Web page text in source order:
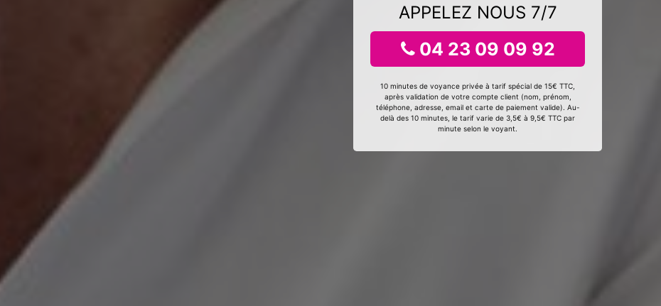
APPELEZ NOUS 7/7
04 23 09 09 92
10 minutes de voyance privée à tarif spécial de 15€ TTC,
après validation de votre compte client (nom, prénom,
téléphone, adresse, email et carte de paiement valide). Au-
delà des 10 minutes, le tarif varie de 3,5€ à 9,5€ TTC par
minute selon le voyant.